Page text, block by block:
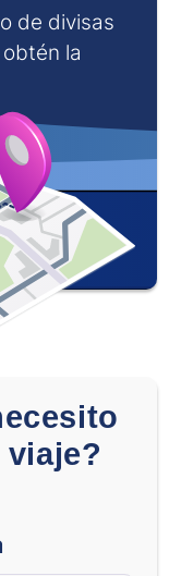
de divisas
la
viaje?